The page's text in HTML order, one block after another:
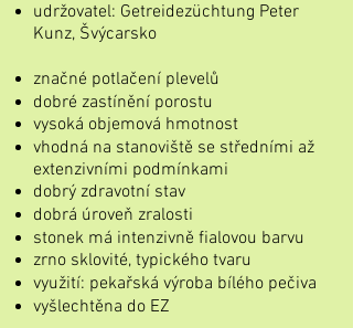
udržovatel: Getreidezüchtung Peter
Kunz, Švýcarsko
značné potlačení plevelů
dobré zastínění porostu
vysoká objemová hmotnost
vhodná na stanoviště se středními až
extenzivními podmínkami
dobrý zdravotní stav
dobrá úroveň zralosti
stonek má intenzivně fialovou barvu
zrno sklovité, typického tvaru
využití: pekařská výroba bílého pečiva
vyšlechtěna do EZ